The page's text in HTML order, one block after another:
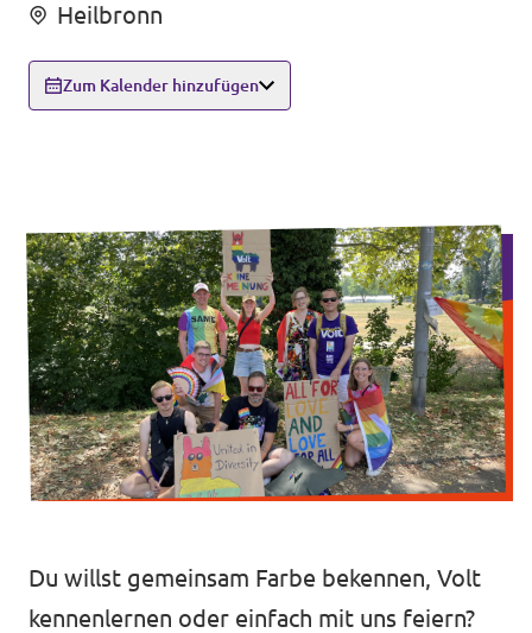
Website
Volt in deinem Bundesland
Menschen
Mache bei uns mit!
Deine Spende für Volt!
Jobs bei Volt
Unsere Teams in BW
Heilbronn
Zum Kalender hinzufügen
Du willst gemeinsam Farbe bekennen, Volt
kennenlernen oder einfach mit uns feiern?